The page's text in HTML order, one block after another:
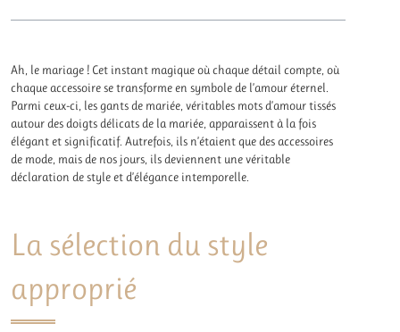
Ah, le mariage ! Cet instant magique où chaque détail compte, où
chaque accessoire se transforme en symbole de l’amour éternel.
Parmi ceux-ci, les gants de mariée, véritables mots d’amour tissés
autour des doigts délicats de la mariée, apparaissent à la fois
élégant et significatif. Autrefois, ils n’étaient que des accessoires
de mode, mais de nos jours, ils deviennent une véritable
déclaration de style et d’élégance intemporelle.
La sélection du style
approprié